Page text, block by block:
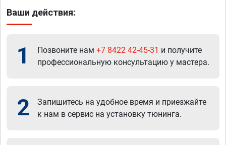
Ваши действия:
1 Позвоните нам +7 8422 42-45-31 и получите
профессиональную консультацию у мастера.
2
Запишитесь на удобное время и приезжайте
к нам в сервис на установку тюнинга.